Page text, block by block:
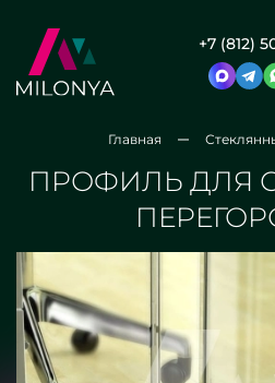
+7 (812)
Главная
ПРОФИЛЬ ДЛЯ